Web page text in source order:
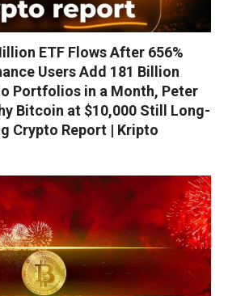
ETF Flows After 656%
Users Add 181 Billion
Portfolios in a Month, Peter
Bitcoin at $10,000 Still Long-
Crypto Report | Kripto